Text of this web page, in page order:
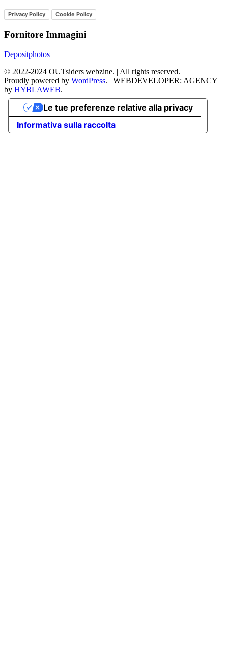
Privacy Policy Cookie Policy
Fornitore Immagini
Depositphotos
© 2022-2024 OUTsiders webzine. | All rights reserved.
Proudly powered by WordPress. | WEBDEVELOPER: AGENCY
by HYBLAWEB.
Informativa sulla raccolta
Le tue preferenze relative alla privacy